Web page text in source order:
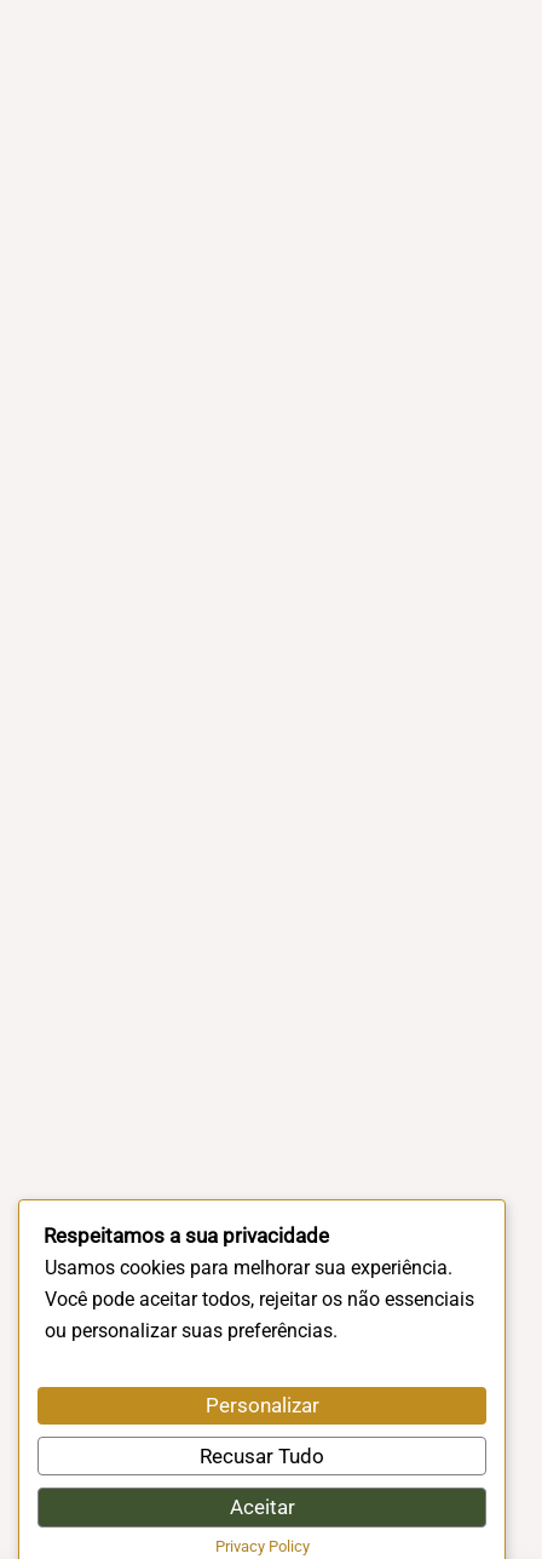
Respeitamos a sua privacidade
Usamos cookies para melhorar sua experiência.
Você pode aceitar todos, rejeitar os não essenciais
ou personalizar suas preferências.
Personalizar
Recusar Tudo
Aceitar
Privacy Policy